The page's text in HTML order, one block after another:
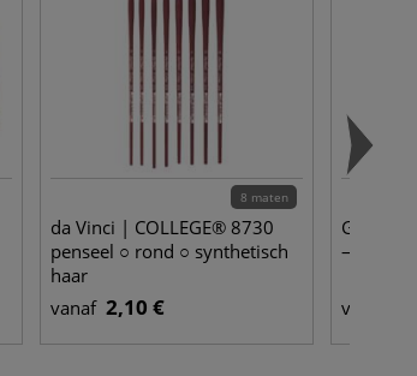
8 maten
da Vinci | COLLEGE® 8730
penseel ○ rond ○ synthetisch
haar
vanaf 2,10 €
— los
vanaf